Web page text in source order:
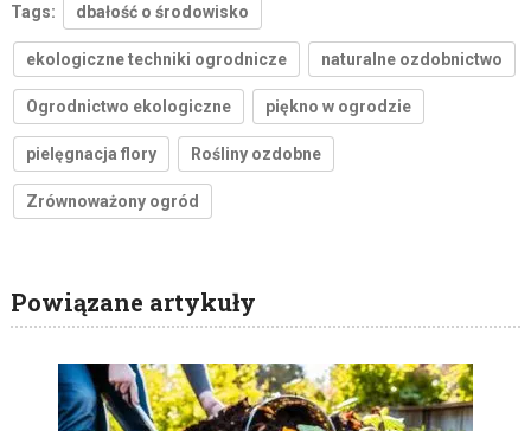
Tags: dbałość o środowisko
ekologiczne techniki ogrodnicze naturalne ozdobnictwo
Ogrodnictwo ekologiczne piękno w ogrodzie
pielęgnacja flory Rośliny ozdobne
Zrównoważony ogród
Powiązane artykuły